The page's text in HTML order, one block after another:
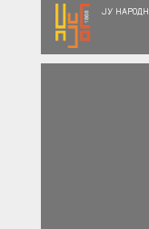
ЈУ